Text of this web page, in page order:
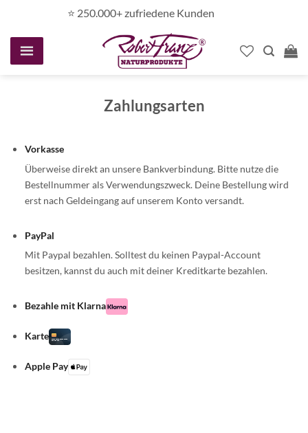
springen
⭐️ 250.000+ zufriedene Kunden
Zahlungsarten
Vorkasse
Überweise direkt an unsere Bankverbindung. Bitte nutze die
Bestellnummer als Verwendungszweck. Deine Bestellung wird
erst nach Geldeingang auf unserem Konto versandt.
PayPal
Mit Paypal bezahlen. Solltest du keinen Paypal-Account
besitzen, kannst du auch mit deiner Kreditkarte bezahlen.
Bezahle mit Klarna
Karte
Apple Pay